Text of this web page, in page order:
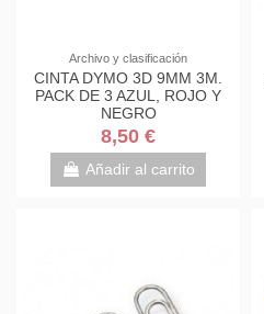
Archivo y clasificación
CINTA DYMO 3D 9MM 3M.
PACK DE 3 AZUL, ROJO Y
NEGRO
8,50 €
Añadir al carrito